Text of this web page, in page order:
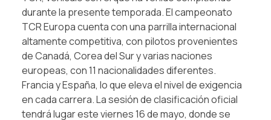
durante la presente temporada. El campeonato
TCR Europa cuenta con una parrilla internacional
altamente competitiva, con pilotos provenientes
de Canadá, Corea del Sur y varias naciones
europeas, con 11 nacionalidades diferentes.
Francia y España, lo que eleva el nivel de exigencia
en cada carrera. La sesión de clasificación oficial
tendrá lugar este viernes 16 de mayo, donde se